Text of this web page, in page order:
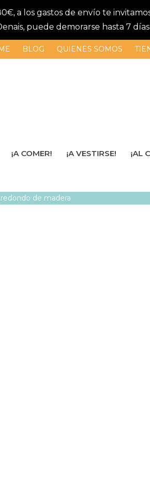
a los gastos de envío te
puede demorarse hasta 7
BLOG QUIENES SOMOS
¡A COMER! ¡A VESTIRSE! ¡AL
de madera